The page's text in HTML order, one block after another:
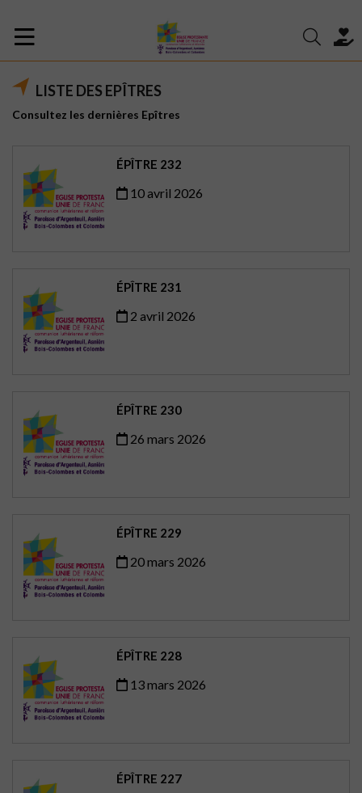
LISTE DES EPÎTRES
Consultez les dernières Epîtres
ÉPÎTRE 232
10 avril 2026
ÉPÎTRE 231
2 avril 2026
ÉPÎTRE 230
26 mars 2026
ÉPÎTRE 229
20 mars 2026
ÉPÎTRE 228
13 mars 2026
ÉPÎTRE 227